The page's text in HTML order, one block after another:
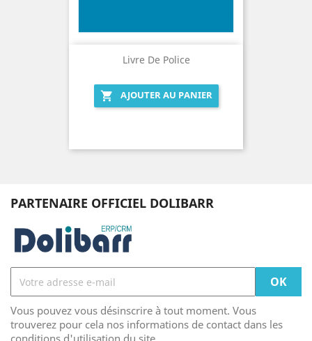
Livre De Police
 AJOUTER AU PANIER
PARTENAIRE OFFICIEL DOLIBARR
Vous pouvez vous désinscrire à tout moment. Vous
trouverez pour cela nos informations de contact dans les
conditions d'utilisation du site.